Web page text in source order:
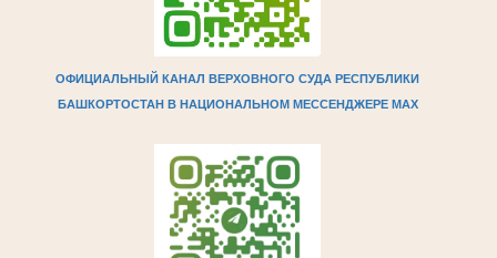
ОФИЦИАЛЬНЫЙ КАНАЛ ВЕРХОВНОГО СУДА РЕСПУБЛИКИ
БАШКОРТОСТАН В НАЦИОНАЛЬНОМ МЕССЕНДЖЕРЕ МAX